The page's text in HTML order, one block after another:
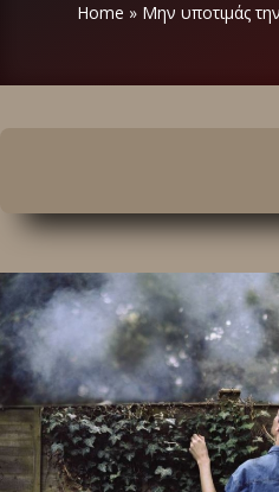
Home » Μην υποτιμάς την